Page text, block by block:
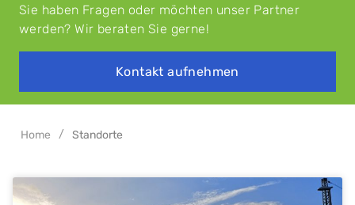
Sie haben Fragen oder möchten unser Partner
werden?Wir beraten Sie gerne!
Kontakt aufnehmen
Home / Standorte